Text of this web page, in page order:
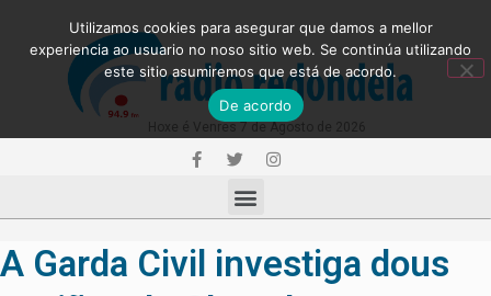
A Garda Civil investiga dous
Utilizamos cookies para asegurar que damos a mellor
experiencia ao usuario no noso sitio web. Se continúa utilizando
este sitio asumiremos que está de acordo.
De acordo